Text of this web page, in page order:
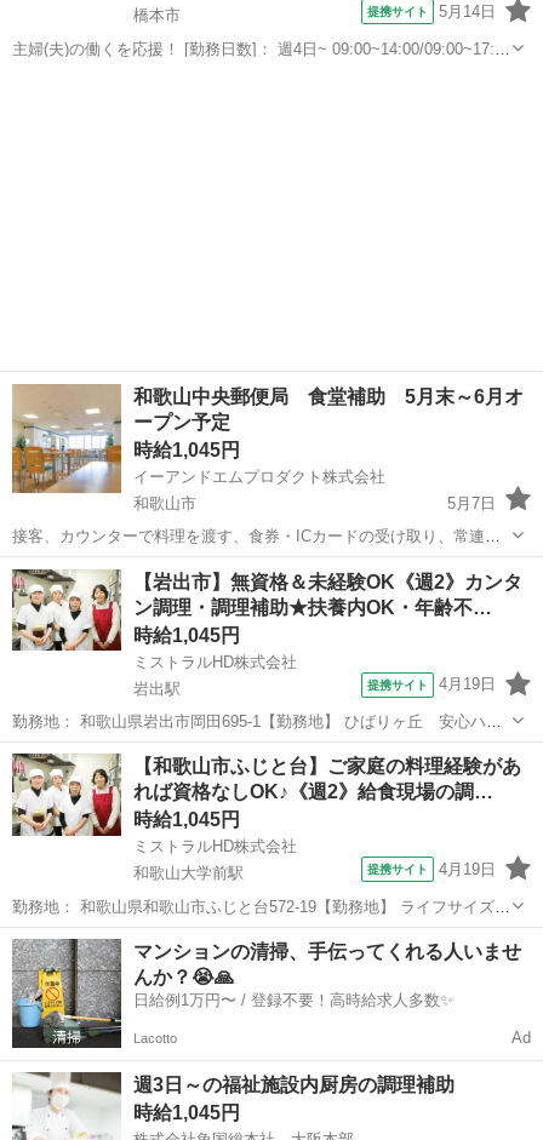
橋本市
提携サイト 5月14日
主婦(夫)の働くを応援！ [勤務日数]： 週4日~ 09:00~14:00/09:00~17:00
和歌山中央郵便局 食堂補助 5月末～6月オ
ープン予定
時給1,045円
イーアンドエムプロダクト株式会社
和歌山市
5月7日
接客、カウンターで料理を渡す、食券・ICカードの受け取り、常連の
社員さんが中心で安心 片付け、翌日の仕込み準備 マニュアル化された
お仕事なので、手順は決まっています。 求める人材 年齢不問、未経
験、フリーター、学生...
和歌山 和歌山市 キッチン 時給
【岩出市】無資格＆未経験OK《週2》カンタ
ン調理・調理補助★扶養内OK・年齢不…
時給1,045円
ミストラルHD株式会社
岩出駅
提携サイト 4月19日
勤務地： 和歌山県岩出市岡田695-1【勤務地】 ひばりヶ丘 安心ハウ
ス岩出 和歌山県岩出市岡田695-1 岩出駅 徒歩15分 週勤務日時： 週2日
~ 05:30〜09:00／09:00〜13:00／14:00〜18:0...
和歌山 岩出市 岩出駅 キッチン
【和歌山市ふじと台】ご家庭の料理経験があ
れば資格なしOK♪《週2》給食現場の調…
時給1,045円
ミストラルHD株式会社
和歌山大学前駅
提携サイト 4月19日
勤務地： 和歌山県和歌山市ふじと台572-19【勤務地】 ライフサイズふ
じと台 和歌山県和歌山市ふじと台572-19 ※車通勤OK 和歌山大学前駅
徒歩9分 週勤務日時： 週2日~ 06:00〜15:00／14:00〜1...
和歌山 和歌山市 和歌山大学前駅 キッチン
マンションの清掃、手伝ってくれる人いませ
んか？😭🙏
日給例1万円〜 / 登録不要！高時給求人多数✨
Lacotto Ad
週3日～の福祉施設内厨房の調理補助
時給1,045円